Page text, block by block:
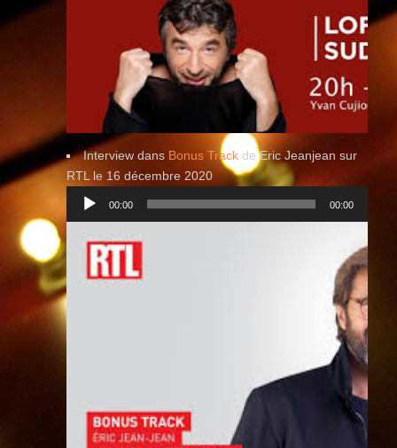
Interview dans Bonus Track de Eric Jeanjean sur
RTL le 16 décembre 2020Lecteur
00:00 00:00